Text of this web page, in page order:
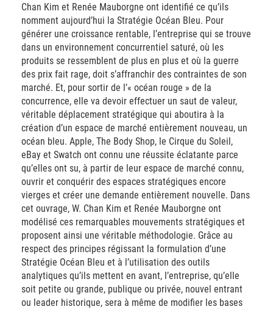
Chan Kim et Renée Mauborgne ont identifié ce qu’ils
nomment aujourd’hui la Stratégie Océan Bleu. Pour
générer une croissance rentable, l’entreprise qui se trouve
dans un environnement concurrentiel saturé, où les
produits se ressemblent de plus en plus et où la guerre
des prix fait rage, doit s’affranchir des contraintes de son
marché. Et, pour sortir de l’« océan rouge » de la
concurrence, elle va devoir effectuer un saut de valeur,
véritable déplacement stratégique qui aboutira à la
création d’un espace de marché entièrement nouveau, un
océan bleu. Apple, The Body Shop, le Cirque du Soleil,
eBay et Swatch ont connu une réussite éclatante parce
qu’elles ont su, à partir de leur espace de marché connu,
ouvrir et conquérir des espaces stratégiques encore
vierges et créer une demande entièrement nouvelle. Dans
cet ouvrage, W. Chan Kim et Renée Mauborgne ont
modélisé ces remarquables mouvements stratégiques et
proposent ainsi une véritable méthodologie. Grâce au
respect des principes régissant la formulation d’une
Stratégie Océan Bleu et à l’utilisation des outils
analytiques qu’ils mettent en avant, l’entreprise, qu’elle
soit petite ou grande, publique ou privée, nouvel entrant
ou leader historique, sera à même de modifier les bases